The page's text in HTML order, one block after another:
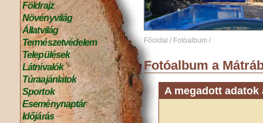
Földrajz
Növényvilág
Állatvilág
Természetvédelem
Települések
Látnivalók
Túraajánlatok
Sportok
Eseménynaptár
Időjárás
Főoldal / Fotóalbum /
Fotóalbum a
A megadott